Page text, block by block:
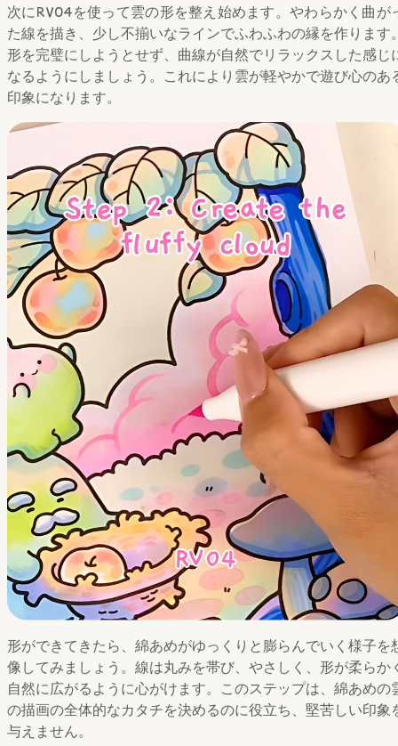
次にRV04を使って雲の形を整え始めます。やわらかく曲が
た線を描き、少し不揃いなラインでふわふわの縁を作ります
形を完璧にしようとせず、曲線が自然でリラックスした感じ
なるようにしましょう。これにより雲が軽やかで遊び心のあ
印象になります。
形ができてきたら、綿あめがゆっくりと膨らんでいく様子を
像してみましょう。線は丸みを帯び、やさしく、形が柔らか
自然に広がるように心がけます。このステップは、綿あめの
の描画の全体的なカタチを決めるのに役立ち、堅苦しい印象
与えません。